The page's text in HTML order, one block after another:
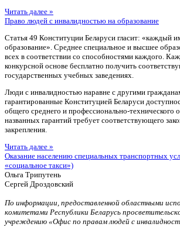
Читать далее »
Право людей с инвалидностью на образование
Статья 49 Конституции Беларуси гласит: «каждый
образование». Среднее специальное и высшее
всех в соответствии со способностями каждого.
конкурсной основе бесплатно получить
государственных учебных заведениях.
Люди с инвалидностью наравне с другими
гарантированные Конституцией Беларуси
общего среднего и профессионально-технического
названных гарантий требует соответствующего
закрепления.
Читать далее »
Оказание населению специальных транспортных
«социальное такси»)
Ольга Трипутень
Сергей Дроздовский
По информации, предоставленной областными
комитетами Республики Беларусь
учреждению «Офис по правам людей с